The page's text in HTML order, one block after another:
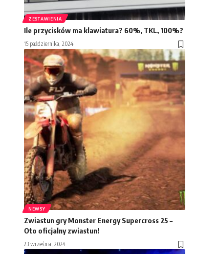
ZESTAWIENIA
Ile przycisków ma klawiatura? 60%, TKL, 100%?
15 października, 2024
NEWSY
Zwiastun gry Monster Energy Supercross 25 –
Oto oficjalny zwiastun!
23 września, 2024